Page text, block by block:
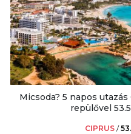
Micsoda? 5 napos
repülővel
CIPRUS /